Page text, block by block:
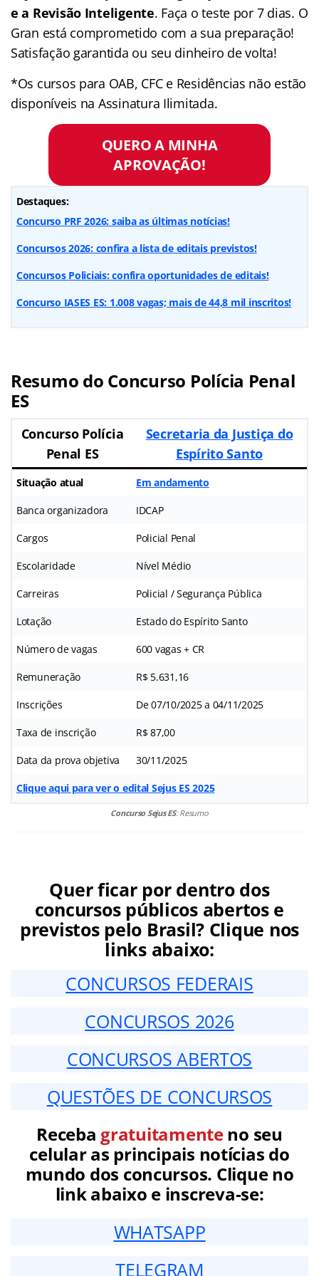
e a Revisão Inteligente. Faça o teste por 7 dias. O
Gran está comprometido com a sua preparação!
Satisfação garantida ou seu dinheiro de volta!
*Os cursos para OAB, CFC e Residências não estão
disponíveis na Assinatura Ilimitada.
QUERO A MINHA
APROVAÇÃO!
Destaques:
Concurso PRF 2026: saiba as últimas notícias!
Concursos 2026: confira a lista de editais previstos!
Concursos Policiais: confira oportunidades de editais!
Concurso IASES ES: 1.008 vagas; mais de 44,8 mil inscritos!
Resumo do Concurso Polícia Penal
ES
Concurso Polícia
Penal ES
Secretaria da Justiça do
Espírito Santo
Situação atual Em andamento
Banca organizadora IDCAP
Cargos Policial Penal
Escolaridade Nível Médio
Carreiras Policial / Segurança Pública
Lotação Estado do Espírito Santo
Número de vagas 600 vagas + CR
Remuneração R$ 5.631,16
Inscrições De 07/10/2025 a 04/11/2025
Taxa de inscrição R$ 87,00
Data da prova objetiva 30/11/2025
Clique aqui para ver o edital Sejus ES 2025
Concurso Sejus ES: Resumo
Quer ficar por dentro dos
concursos públicos abertos e
previstos pelo Brasil? Clique nos
links abaixo:
CONCURSOS FEDERAIS
CONCURSOS 2026
CONCURSOS ABERTOS
QUESTÕES DE CONCURSOS
Receba gratuitamenteno seu
celular as principais notícias do
mundo dos concursos. Clique no
link abaixo e inscreva-se:
WHATSAPP
TELEGRAM